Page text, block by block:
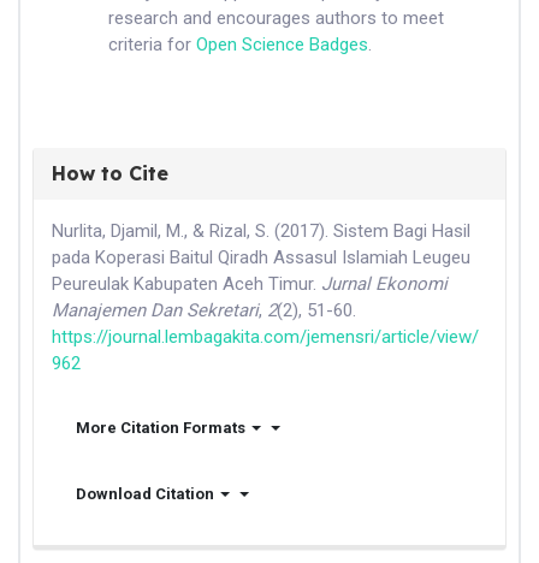
research and encourages authors to meet
criteria for Open Science Badges.
How to Cite
Nurlita, Djamil, M., & Rizal, S. (2017). Sistem Bagi Hasil
pada Koperasi Baitul Qiradh Assasul Islamiah Leugeu
Peureulak Kabupaten Aceh Timur. Jurnal Ekonomi
Manajemen Dan Sekretari, 2(2), 51-60.
https://journal.lembagakita.com/jemensri/article/view/
962
More Citation Formats
Download Citation